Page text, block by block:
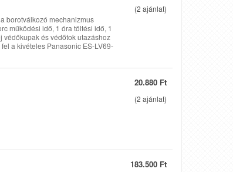
(2 ajánlat)
borotválkozó mechanizmus
működési idő, 1 óra töltési idő, 1
védőkupak és védőtok utazáshoz
a kivételes Panasonic ES-LV69-
20.880 Ft
(2 ajánlat)
183.500 Ft